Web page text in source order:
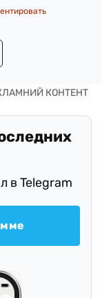
в Telegram